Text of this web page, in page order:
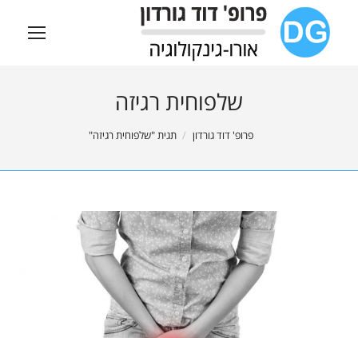
שלפוחית רגיזה
פרופ' דוד גורדון תגית "שלפוחית רגיזה"